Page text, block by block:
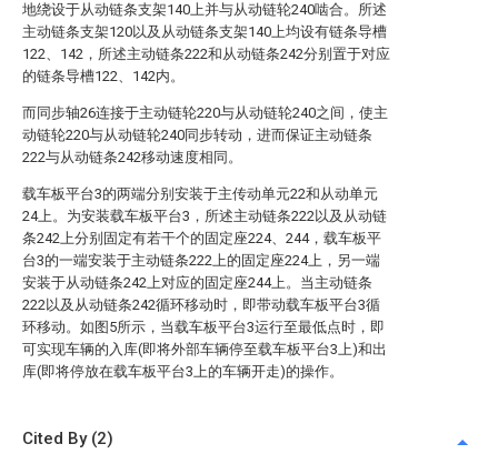
地绕设于从动链条支架140上并与从动链轮240啮合。所述
主动链条支架120以及从动链条支架140上均设有链条导槽
122、142，所述主动链条222和从动链条242分别置于对应
的链条导槽122、142内。
而同步轴26连接于主动链轮220与从动链轮240之间，使主
动链轮220与从动链轮240同步转动，进而保证主动链条
222与从动链条242移动速度相同。
载车板平台3的两端分别安装于主传动单元22和从动单元
24上。为安装载车板平台3，所述主动链条222以及从动链
条242上分别固定有若干个的固定座224、244，载车板平
台3的一端安装于主动链条222上的固定座224上，另一端
安装于从动链条242上对应的固定座244上。当主动链条
222以及从动链条242循环移动时，即带动载车板平台3循
环移动。如图5所示，当载车板平台3运行至最低点时，即
可实现车辆的入库(即将外部车辆停至载车板平台3上)和出
库(即将停放在载车板平台3上的车辆开走)的操作。
Cited By (2)